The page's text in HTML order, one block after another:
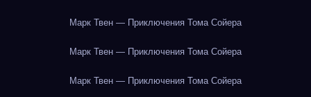
Марк Твен — Приключения Тома Сойера
Марк Твен — Приключения Тома Сойера
Марк Твен — Приключения Тома Сойера